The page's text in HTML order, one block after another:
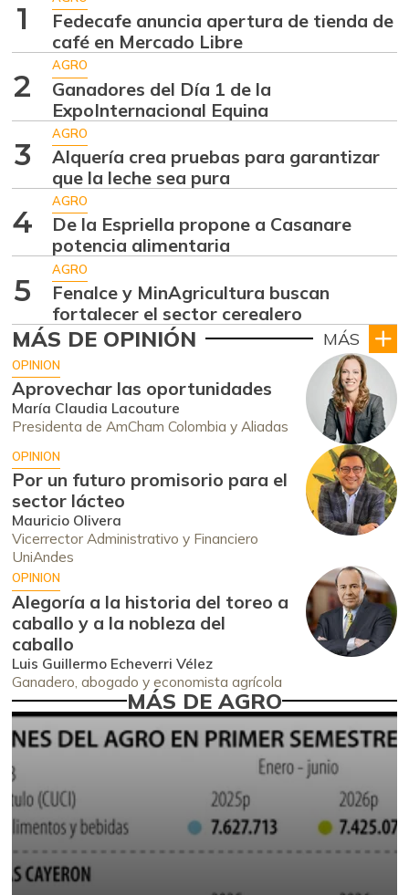
1
Fedecafe anuncia apertura de tienda de
café en Mercado Libre
2
AGRO
Ganadores del Día 1 de la
ExpoInternacional Equina
3
AGRO
Alquería crea pruebas para garantizar
que la leche sea pura
4
AGRO
De la Espriella propone a Casanare
potencia alimentaria
5
AGRO
Fenalce y MinAgricultura buscan
fortalecer el sector cerealero
MÁS DE OPINIÓN MÁS
OPINION
Aprovechar las oportunidades
María Claudia Lacouture
Presidenta de AmCham Colombia y Aliadas
OPINION
Por un futuro promisorio para el
sector lácteo
Mauricio Olivera
Vicerrector Administrativo y Financiero
UniAndes
OPINION
Alegoría a la historia del toreo a
caballo y a la nobleza del
caballo
Luis Guillermo Echeverri Vélez
Ganadero, abogado y economista agrícola
MÁS DE AGRO